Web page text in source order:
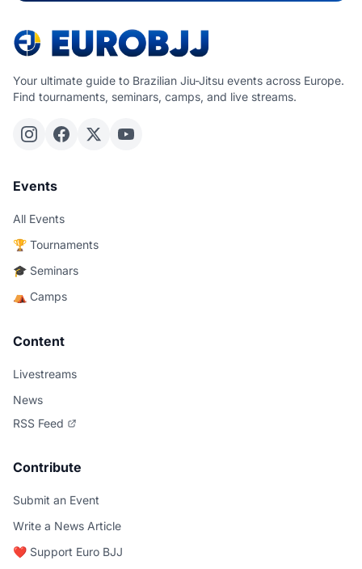
Your ultimate guide to Brazilian Jiu-Jitsu events across Europe.
Find tournaments, seminars, camps, and live streams.
Events
All Events
🏆 Tournaments
🎓 Seminars
⛺ Camps
Content
Livestreams
News
RSS Feed
Contribute
Submit an Event
Write a News Article
❤️ Support Euro BJJ